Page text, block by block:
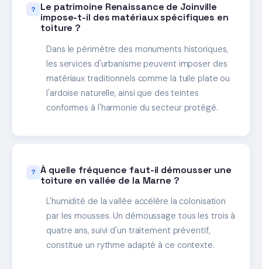
Le patrimoine Renaissance de Joinville
impose-t-il des matériaux spécifiques en
toiture ?
Dans le périmètre des monuments historiques,
les services d'urbanisme peuvent imposer des
matériaux traditionnels comme la tuile plate ou
l'ardoise naturelle, ainsi que des teintes
conformes à l'harmonie du secteur protégé.
À quelle fréquence faut-il démousser une
toiture en vallée de la Marne ?
L'humidité de la vallée accélère la colonisation
par les mousses. Un démoussage tous les trois à
quatre ans, suivi d'un traitement préventif,
constitue un rythme adapté à ce contexte.